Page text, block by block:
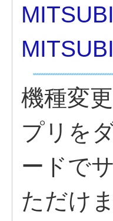
機種変
プリを
ードで
ただけま